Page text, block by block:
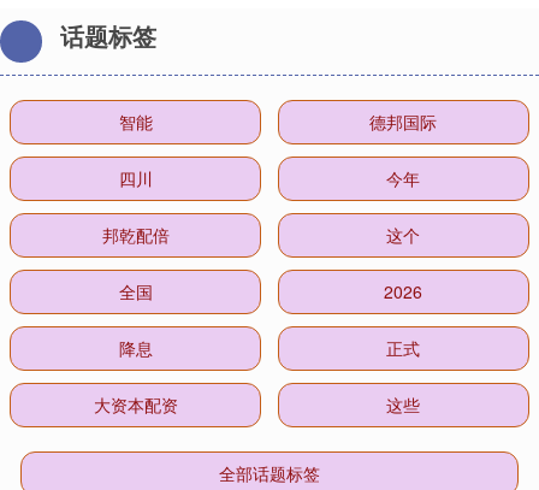
话题标签
智能 德邦国际
四川 今年
邦乾配倍 这个
全国 2026
降息 正式
大资本配资 这些
全部话题标签